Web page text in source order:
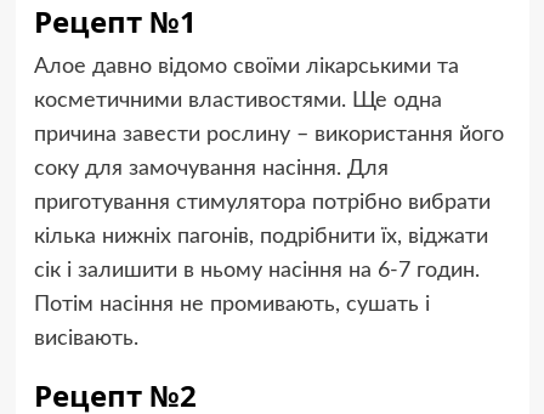
Рецепт №1
Алое давно відомо своїми лікарськими та
косметичними властивостями. Ще одна
причина завести рослину – використання його
соку для замочування насіння. Для
приготування стимулятора потрібно вибрати
кілька нижніх пагонів, подрібнити їх, віджати
сік і залишити в ньому насіння на 6-7 годин.
Потім насіння не промивають, сушать і
висівають.
Рецепт №2